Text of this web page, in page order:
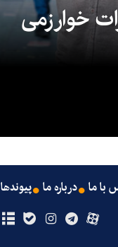
خوارزمی
با ما درباره ما پیوندها